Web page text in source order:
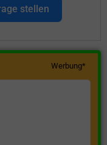
stellen
Werbung*